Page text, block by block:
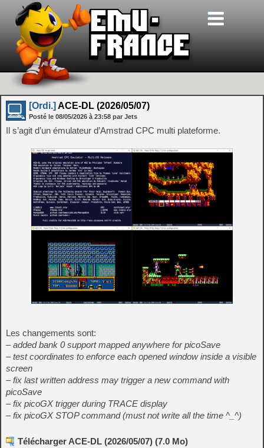
[Ordi.] ACE-DL (2026/05/07)
Posté le 08/05/2026 à 23:58 par Jets
Il s’agit d’un émulateur d’Amstrad CPC multi plateforme.
Les changements sont:
– added bank 0 support mapped anywhere for picoSave
– test coordinates to enforce each opened window inside a visible
screen
– fix last written address may trigger a new command with
picoSave
– fix picoGX trigger during TRACE display
– fix picoGX STOP command (must not write all the time ^_^)
Télécharger ACE-DL (2026/05/07) (7.0 Mo)